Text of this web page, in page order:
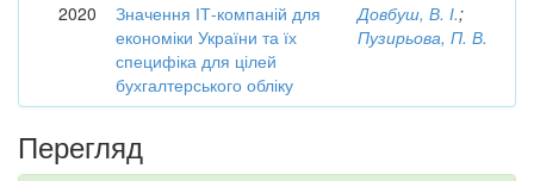
2020
Значення ІТ-компаній для
економіки України та їх
специфіка для цілей
бухгалтерського обліку
Довбуш, В. І.;
Пузирьова, П. В.
Перегляд